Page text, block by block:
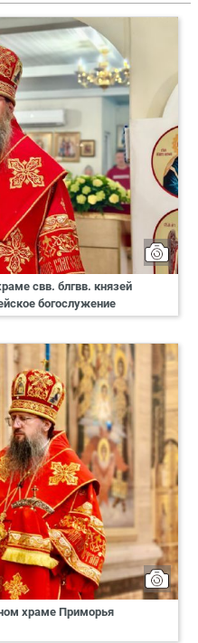
свв. блгвв. князей
богослужение
храме Приморья